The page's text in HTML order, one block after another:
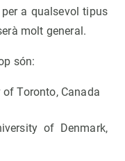
a qualsevol tipus
molt general.
són:
Toronto, Canada
of Denmark,